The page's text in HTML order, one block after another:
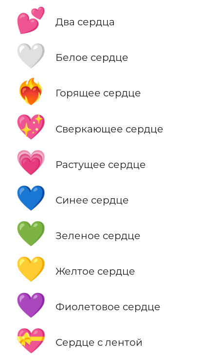
💕 Два сердца
🤍 Белое сердце
❤️‍🔥 Горящее сердце
💖 Сверкающее сердце
💗 Растущее сердце
💙 Синее сердце
💚 Зеленое сердце
💛 Желтое сердце
💜 Фиолетовое сердце
💝 Сердце с лентой